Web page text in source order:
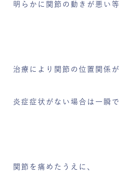
明らかに関節の動きが悪い
治療により関節の位置関係
炎症症状がない場合は一瞬で
関節を痛めたうえに、